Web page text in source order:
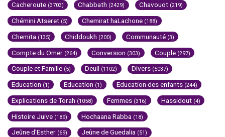
Cacheroute (3703) Chabbath (2429) Chavouot (219)
Chémini Atseret (5) Chemirat haLachone (188)
Chemita (135) Chiddoukh (200) Communauté (3)
Compte du Omer (264) Conversion (303) Couple (297)
Couple et Famille (5) Deuil (1102) Divers (5037)
Education (1) Education (1) Education des enfants (244)
Explications de Torah (1058) Femmes (316) Hassidout (4)
Histoire Juive (189) Hochaana Rabba (18)
Jeûne d'Esther (69) Jeûne de Guedalia (51)